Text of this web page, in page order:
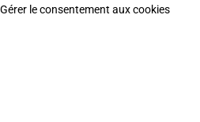
Gérer le consentement aux cookies